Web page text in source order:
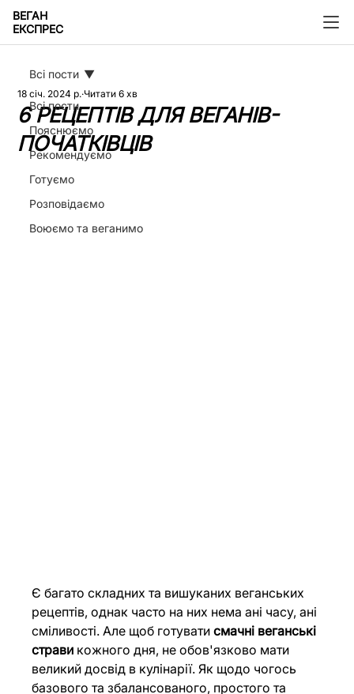
ВЕГАН
ЕКСПРЕС
Всі пости
Пояснюємо
Рекомендуємо
Готуємо
Розповідаємо
Воюємо та веганимо
Всі пости
6 РЕЦЕПТІВ ДЛЯ ВЕГАНІВ-
ПОЧАТКІВЦІВ
18 січ. 2024 р. Читати 6 хв
Є багато складних та вишуканих веганських
рецептів, однак часто на них нема ані часу, ані
сміливості. Але щоб готувати смачні веганські
страви кожного дня, не обов'язково мати
великий досвід в кулінарії. Як щодо чогось
базового та збалансованого, простого та